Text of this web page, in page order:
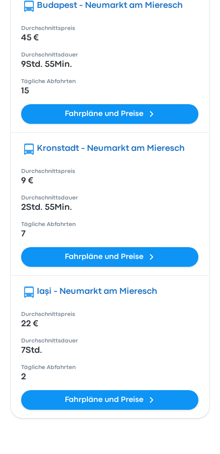
Budapest - Neumarkt am Mieresch
Durchschnittspreis
45 €
Durchschnittsdauer
9Std. 55Min.
Tägliche Abfahrten
15
Fahrpläne und Preise
Kronstadt - Neumarkt am Mieresch
Durchschnittspreis
9 €
Durchschnittsdauer
2Std. 55Min.
Tägliche Abfahrten
7
Fahrpläne und Preise
Iaşi - Neumarkt am Mieresch
Durchschnittspreis
22 €
Durchschnittsdauer
7Std.
Tägliche Abfahrten
2
Fahrpläne und Preise